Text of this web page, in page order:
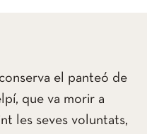
el panteó de
que va morir a
les seves voluntats,